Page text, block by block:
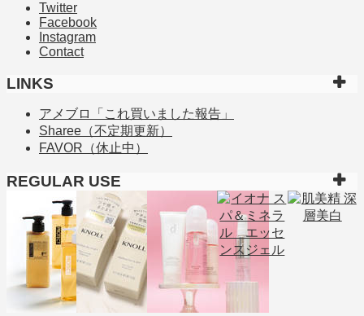
Twitter
Facebook
Instagram
Contact
LINKS
アメブロ「これ買いました報告」
Sharee（不定期更新）
FAVOR（休止中）
REGULAR USE